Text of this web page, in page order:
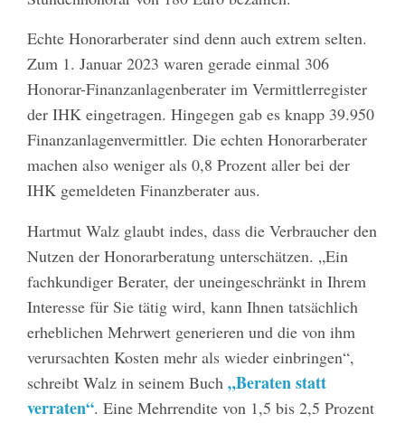
Echte Honorarberater sind denn auch extrem selten.
Zum 1. Januar 2023 waren gerade einmal 306
Honorar-Finanzanlagenberater im Vermittlerregister
der IHK eingetragen. Hingegen gab es knapp 39.950
Finanzanlagenvermittler. Die echten Honorarberater
machen also weniger als 0,8 Prozent aller bei der
IHK gemeldeten Finanzberater aus.
Hartmut Walz glaubt indes, dass die Verbraucher den
Nutzen der Honorarberatung unterschätzen. „Ein
fachkundiger Berater, der uneingeschränkt in Ihrem
Interesse für Sie tätig wird, kann Ihnen tatsächlich
erheblichen Mehrwert generieren und die von ihm
verursachten Kosten mehr als wieder einbringen“,
schreibt Walz in seinem Buch„Beraten statt
verraten“. Eine Mehrrendite von 1,5 bis 2,5 Prozent